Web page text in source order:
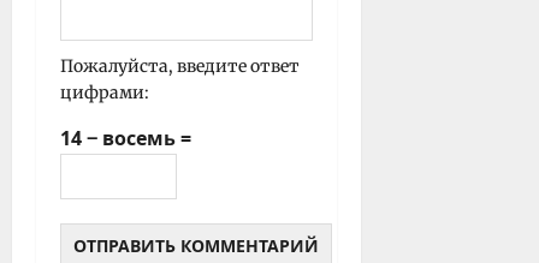
Пожалуйста, введите ответ
цифрами:
14 − восемь =